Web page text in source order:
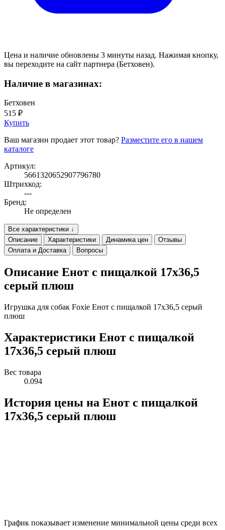
Цена и наличие обновлены 3 минуты назад. Нажимая кнопку,
вы переходите на сайт партнера (Бетховен).
Наличие в магазинах:
Бетховен
515 ₽
Купить
Ваш магазин продает этот товар? Разместите его в нашем
каталоге
Артикул:
5661320652907796780
Штрихкод:
---
Бренд:
Не определен
Все характеристики ↓
Описание
Характеристики Динамика цен
Отзывы
Оплата и Доставка
Вопросы
Описание Енот с пищалкой 17х36,5
серый плюш
Игрушка для собак Foxie Енот с пищалкой 17х36,5 серый
плюш
Характеристики Енот с пищалкой
17х36,5 серый плюш
Вес товара
0.094
История цены на Енот с пищалкой
17х36,5 серый плюш
График показывает изменение минимальной цены среди всех